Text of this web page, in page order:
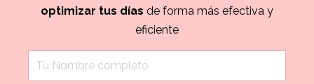
optimizar tus días de forma más efectiva y
eficiente